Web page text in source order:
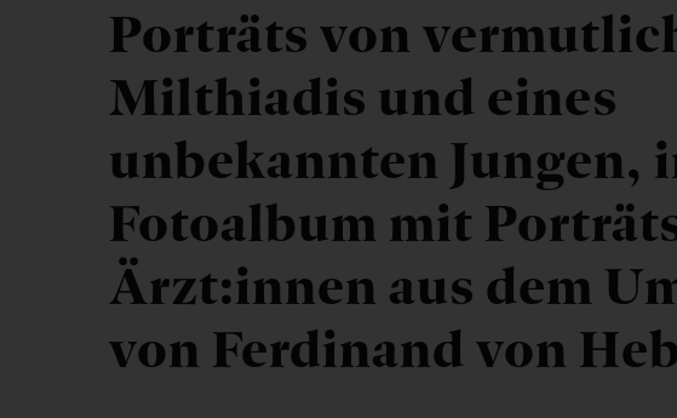
Porträts von
Milthiadis und eines
unbekannten Jungen,
Fotoalbum mit
Ärzt:innen aus dem
von Ferdinand von